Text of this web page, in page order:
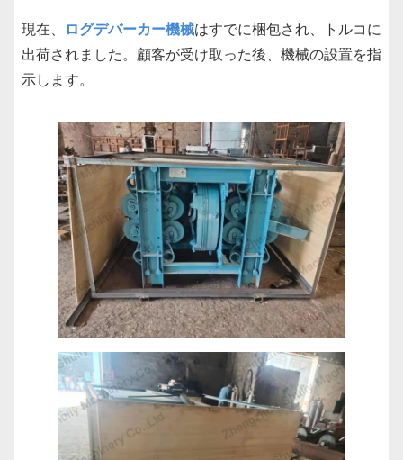
現在、 ログデバーカー機械はすでに梱包され、トルコに
出荷されました。顧客が受け取った後、機械の設置を指
示します。